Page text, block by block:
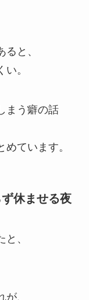
と、
。
まう癖の話
めています。
休ませる夜
、
、